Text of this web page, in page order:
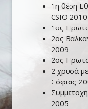
1η θέση
CSIO 2010
1ος
2ος
2009
2ος
2 χρυσά
Σόφιας
2005